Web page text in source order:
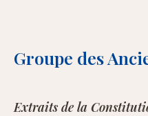
Groupe des
Extraits de la